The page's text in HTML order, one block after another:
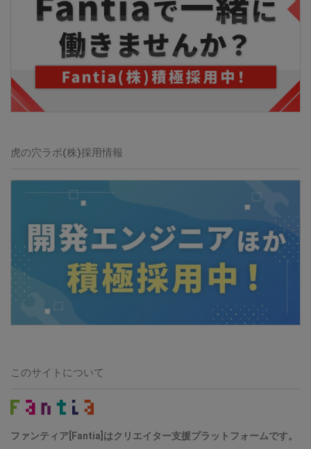
虎の穴ラボ(株)採用情報
このサイトについて
ファンティア[Fantia]はクリエイター支援プラットフォームです。